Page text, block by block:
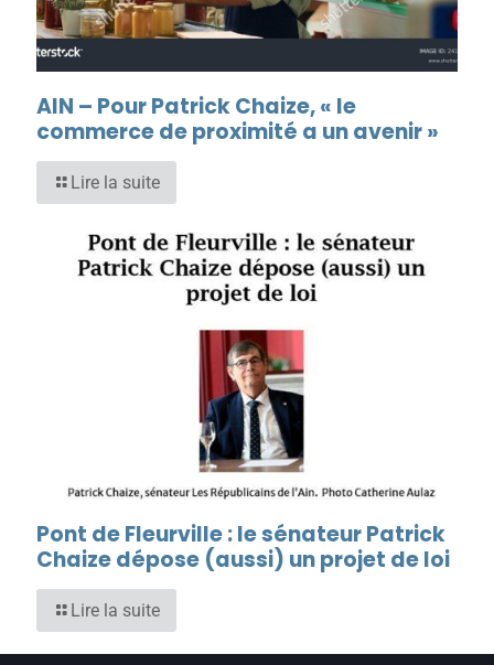
AIN – Pour Patrick Chaize, « le
commerce de proximité a un avenir »
Lire la suite
Pont de Fleurville : le sénateur Patrick
Chaize dépose (aussi) un projet de loi
Lire la suite